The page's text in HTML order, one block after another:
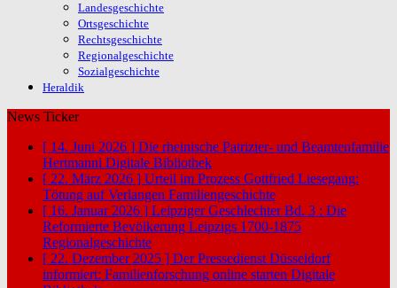
Landesgeschichte
Ortsgeschichte
Rechtsgeschichte
Regionalgeschichte
Sozialgeschichte
Heraldik
News Ticker
[ 14. Juni 2026 ] Die rheinische Patrizier- und Beamtenfamilie
Hertmanni Digitale Bibliothek
[ 22. März 2026 ] Urteil im Prozess Gottfried Liesegang:
Tötung auf Verlangen Familiengeschichte
[ 16. Januar 2026 ] Leipziger Geschlechter Bd. 3 : Die
Reformierte Bevölkerung Leipzigs 1700-1875
Regionalgeschichte
[ 22. Dezember 2025 ] Der Pressedienst Düsseldorf
informiert: Familienforschung online starten Digitale